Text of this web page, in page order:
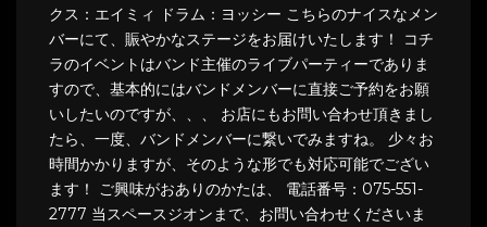
クス：エイミィ ドラム：ヨッシー こちらのナイスなメン
バーにて、賑やかなステージをお届けいたします！ コチ
ラのイベントはバンド主催のライブパーティーでありま
すので、基本的にはバンドメンバーに直接ご予約をお願
いしたいのですが、、、 お店にもお問い合わせ頂きまし
たら、一度、バンドメンバーに繋いでみますね。 少々お
時間かかりますが、そのような形でも対応可能でござい
ます！ ご興味がおありのかたは、 電話番号：075-551-
2777 当スペースジオンまで、お問い合わせくださいま